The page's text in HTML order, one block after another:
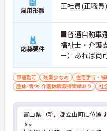
雇用形態 正社員(正職員)
応募要件
■普通自動車
福祉士・介護
ー）あれば尚
関する経験
車通勤可 残業少なめ 住宅手当・
産休･育休･介護休暇取得実績あり
社
富山県中新川郡立山町に位置
す。